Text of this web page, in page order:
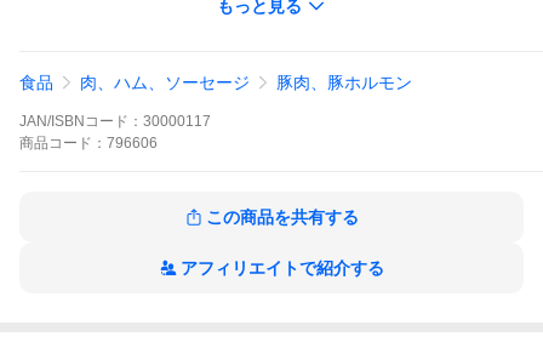
商品在庫をたくさん確保しておりますが、ご購入のタイミング
大変申し訳ございません。「この商品について問い合わせ」ボ
タンからお気軽に、入荷時期、必要注文数などをご相談下さ
い。
＊輸入食料品について。
パテの本場フランスで約１００年間愛されているベストセラー。
もっと見る
食品 肉、ハム、ソーセージ 豚肉、豚ホルモン
JAN/ISBNコード： 30000117
商品 コード： 796606
この商品を共有する
アフィリエイトで紹介する